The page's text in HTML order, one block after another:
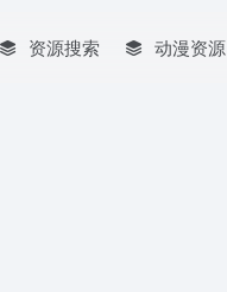
资源搜索 动漫资源